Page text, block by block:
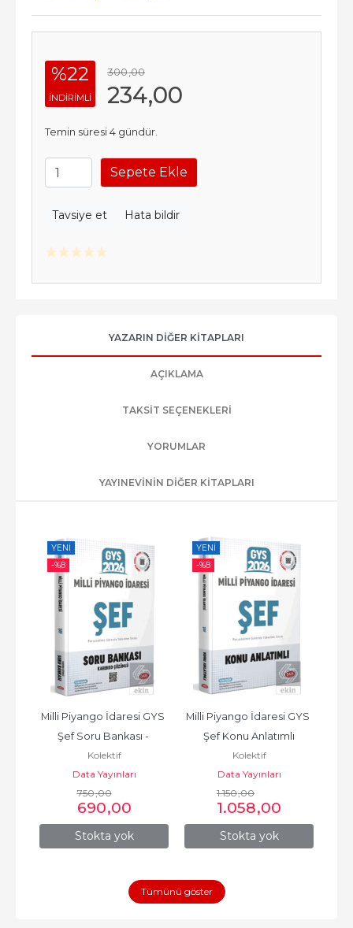
%22
INDIRIMLI
300,00
234,00
Temin süresi 4 gündür.
Sepete Ekle
Tavsiye et Hata bildir
YAZARIN DIĞER KITAPLARI
AÇIKLAMA
TAKSIT SEÇENEKLERI
YORUMLAR
YAYINEVININ DIĞER KITAPLARI
YENI
-%8
Stokta yok
Milli Piyango İdaresi GYS
Şef Soru Bankası -
Karekod Çözümlü
Kolektif
Data Yayınları
750,00
690,00
YENI
-%8
Stokta yok
Milli Piyango İdaresi GYS
Şef Konu Anlatımlı
Kolektif
Data Yayınları
1.150,00
1.058,00
Tümünü göster